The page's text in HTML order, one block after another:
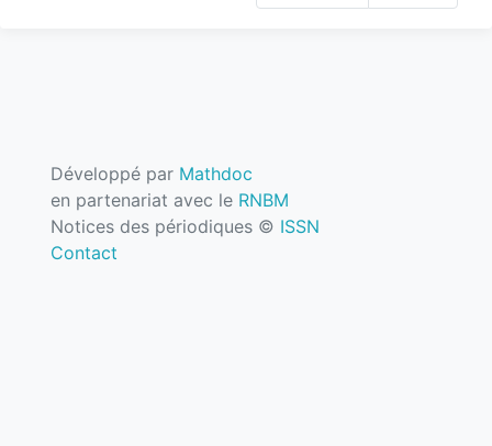
Développé par Mathdoc
en partenariat avec le RNBM
Notices des périodiques © ISSN
Contact